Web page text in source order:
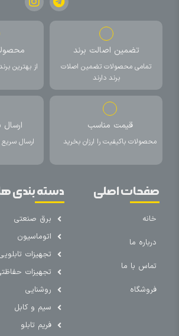
تضمین اصالت برند
تمامی محصولات تضمین اصلات
برند دارند
از بهترین
قیمت مناسب
محصولات باکیفیت را ارزان بخرید
صفحات اصلی
خانه
درباره ما
تماس با ما
فروشگاه
دسته بندی
برق صنعتی
اتوماسیون
تجهیزات
تجهیزات
روشنایی
سیم و کابل
فریم تابلو